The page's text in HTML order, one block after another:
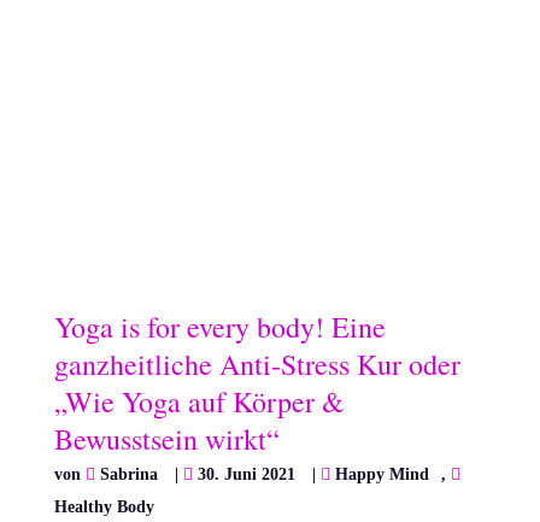
Yoga is for every body! Eine
ganzheitliche Anti-Stress Kur oder
„Wie Yoga auf Körper &
Bewusstsein wirkt“
von Sabrina 30. Juni 2021 Happy Mind
,
Healthy Body